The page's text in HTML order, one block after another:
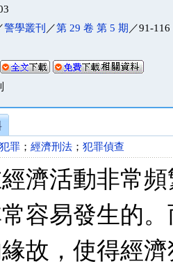
警學叢刊 ／第 29 卷 第 5 期 ／91-116
罪 ； 經濟刑法 ； 犯罪偵查
濟活動非常
容易發生的
故，使得經